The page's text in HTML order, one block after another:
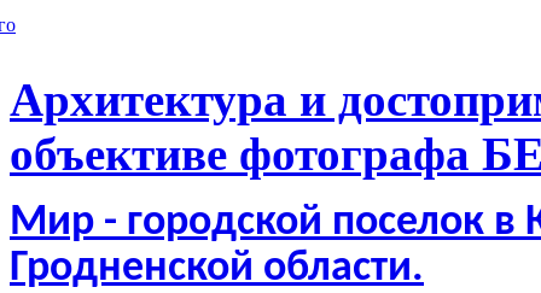
Архитектура и
объективе фотографа
Мир - городской поселок в
Гродненской области.